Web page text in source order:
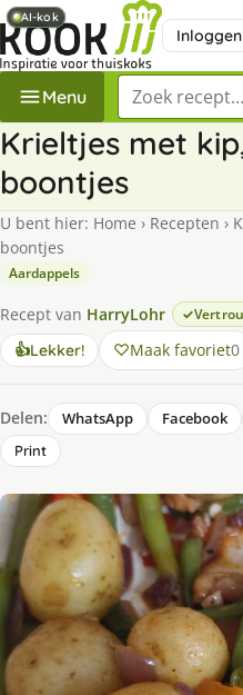
Inloggen
Menu Zoek een recept
Krieltjes met
boontjes
U bent hier: Home › Recepten ›
boontjes
Aardappels
Recept van HarryLohr
👍Lekker! Maak favoriet0
Delen: WhatsApp Facebook
Print
AI-kok
AI-kok